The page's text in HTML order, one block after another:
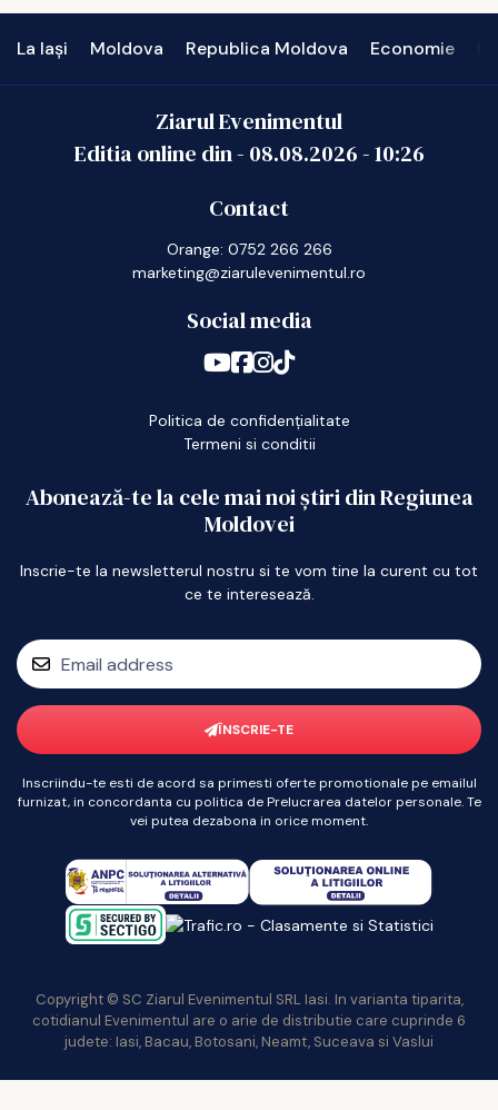
La Iași Moldova Republica Moldova Economie
Ziarul Evenimentul
Editia online din - 08.08.2026-10:26
Contact
Orange: 0752 266 266
marketing@ziarulevenimentul.ro
Social media
Politica de confidențialitate
Termeni si conditii
Abonează-te la cele mai noi știri din Regiunea
Moldovei
Inscrie-te la newsletterul nostru si te vom tine la curent cu tot
ce te interesează.
ÎNSCRIE-TE
Inscriindu-te esti de acord sa primesti oferte promotionale pe emailul
furnizat, in concordanta cu politica de Prelucrarea datelor personale. Te
vei putea dezabona in orice moment.
Copyright © SC Ziarul Evenimentul SRL Iasi. In varianta tiparita,
cotidianul Evenimentul are o arie de distributie care cuprinde 6
judete: Iasi, Bacau, Botosani, Neamt, Suceava si Vaslui